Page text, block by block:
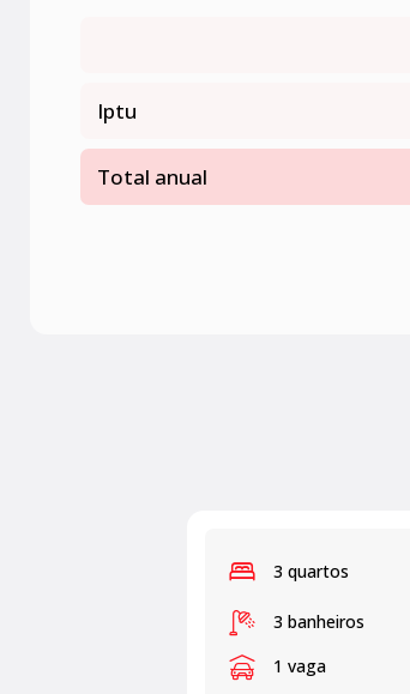
Iptu
Total anual
3 quartos
3 banheiros
1 vaga